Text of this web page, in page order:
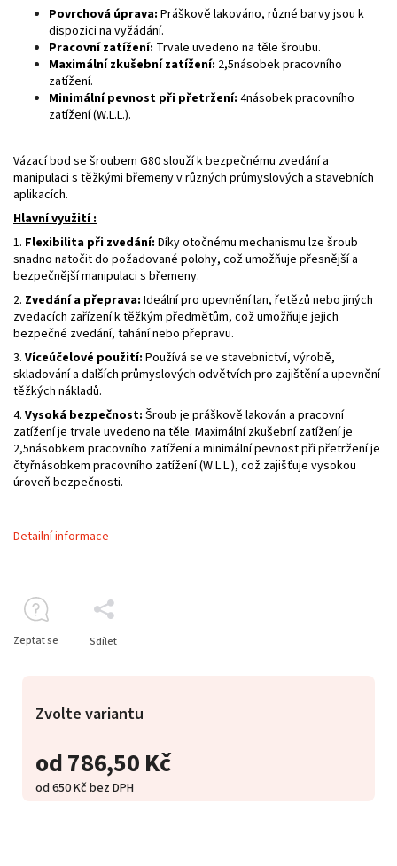
od786,50 Kč
od650 Kčbez DPH
Zvolte variantu
Povrchová úprava: Práškově lakováno, různé barvy jsou k
dispozici na vyžádání.
Pracovní zatížení: Trvale uvedeno na těle šroubu.
Maximální zkušební zatížení: 2,5násobek pracovního
zatížení.
Minimální pevnost při přetržení: 4násobek pracovního
zatížení (W.L.L.).
Vázací bod se šroubem G80 slouží k bezpečnému zvedání a
manipulaci s těžkými břemeny v různých průmyslových a stavebních
aplikacích.
Hlavní využití :
1. Flexibilita při zvedání: Díky otočnému mechanismu lze šroub
snadno natočit do požadované polohy, což umožňuje přesnější a
bezpečnější manipulaci s břemeny.
2. Zvedání a přeprava: Ideální pro upevnění lan, řetězů nebo jiných
zvedacích zařízení k těžkým předmětům, což umožňuje jejich
bezpečné zvedání, tahání nebo přepravu.
3. Víceúčelové použití: Používá se ve stavebnictví, výrobě,
skladování a dalších průmyslových odvětvích pro zajištění a upevnění
těžkých nákladů.
4. Vysoká bezpečnost: Šroub je práškově lakován a pracovní
zatížení je trvale uvedeno na těle. Maximální zkušební zatížení je
2,5násobkem pracovního zatížení a minimální pevnost při přetržení je
čtyřnásobkem pracovního zatížení (W.L.L.), což zajišťuje vysokou
úroveň bezpečnosti.
Detailní informace
Zeptat se Sdílet